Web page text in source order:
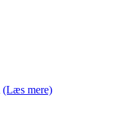
(Læs mere)